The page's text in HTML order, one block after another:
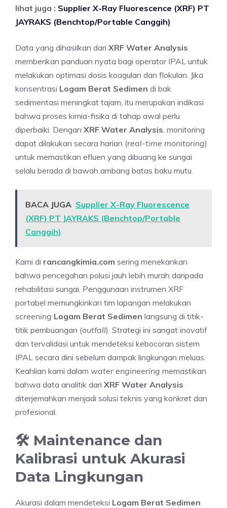
lihat juga : Supplier X-Ray Fluorescence (XRF) PT
JAYRAKS (Benchtop/Portable Canggih)
Data yang dihasilkan dari XRF Water Analysis
memberikan panduan nyata bagi operator IPAL untuk
melakukan optimasi dosis koagulan dan flokulan. Jika
konsentrasi Logam Berat Sedimen di bak
sedimentasi meningkat tajam, itu merupakan indikasi
bahwa proses kimia-fisika di tahap awal perlu
diperbaiki. Dengan XRF Water Analysis , monitoring
dapat dilakukan secara harian (real-time monitoring)
untuk memastikan efluen yang dibuang ke sungai
selalu berada di bawah ambang batas baku mutu.
BACA JUGA Supplier X-Ray Fluorescence
(XRF) PT JAYRAKS (Benchtop/Portable
Canggih)
Kami di rancangkimia.com sering menekankan
bahwa pencegahan polusi jauh lebih murah daripada
rehabilitasi sungai. Penggunaan instrumen XRF
portabel memungkinkan tim lapangan melakukan
screening Logam Berat Sedimen langsung di titik-
titik pembuangan (outfall). Strategi ini sangat inovatif
dan tervalidasi untuk mendeteksi kebocoran sistem
IPAL secara dini sebelum dampak lingkungan meluas.
Keahlian kami dalam water engineering memastikan
bahwa data analitik dari XRF Water Analysis
diterjemahkan menjadi solusi teknis yang konkret dan
profesional.
🛠️ Maintenance dan
Kalibrasi untuk Akurasi
Data Lingkungan
Akurasi dalam mendeteksi Logam Berat Sedimen